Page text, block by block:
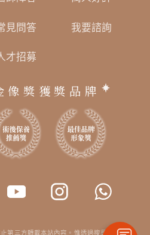
見問答 我要諮詢
才招募
像獎獲獎品牌
第三方轉載本站內容。惟透過搜尋